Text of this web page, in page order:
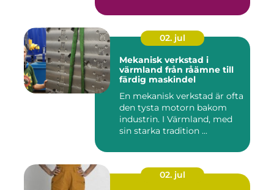
02. jul
Mekanisk verkstad i
värmland från råämne till
färdig maskindel
En mekanisk verkstad är ofta
den tysta motorn bakom
industrin. I Värmland, med
sin starka tradition ...
02. jul